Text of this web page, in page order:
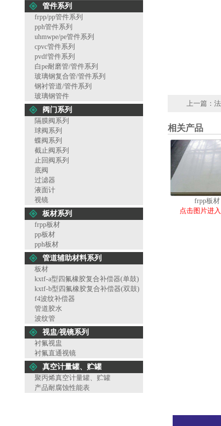
管件系列
frpp/pp管件系列
pph管件系列
uhmwpe/pe管件系列
cpvc管件系列
pvdf管件系列
白pe耐磨管/管件系列
玻璃钢复合管/管件系列
钢衬管道/管件系列
玻璃钢管件
阀门系列
隔膜阀系列
球阀系列
蝶阀系列
截止阀系列
止回阀系列
底阀
过滤器
液面计
视镜
板材系列
frpp板材
pp板材
pph板材
管道辅助材料系列
板材
kxtf-a型四氟橡胶复合补偿器(单鼓)
kxtf-b型四氟橡胶复合补偿器(双鼓)
f4波纹补偿器
管道胶水
波纹管
视盅/视镜系列
衬氟视盅
衬氟直通视镜
真空计量罐、贮罐
聚丙烯真空计量罐、贮罐
产品耐腐蚀性能表
上一篇：
相关产品
frpp板材
点击图片进